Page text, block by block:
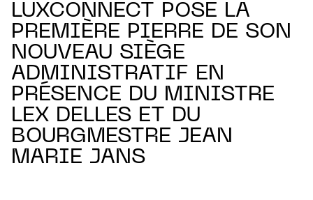
LUXCONNECT POSE LA
PREMIÈRE PIERRE DE SON
NOUVEAU SIÈGE
ADMINISTRATIF EN
PRÉSENCE DU MINISTRE
LEX DELLES ET DU
BOURGMESTRE JEAN
MARIE JANS